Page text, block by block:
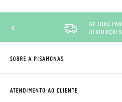
60 DIAS
DEVOLUÇÕES
SOBRE A PISAMONAS
ATENDIMENTO AO CLIENTE